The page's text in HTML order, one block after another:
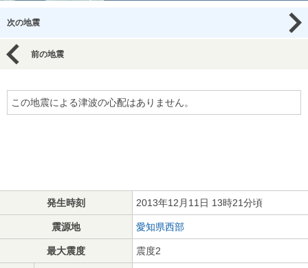
次の地震
前の地震
この地震による津波の心配はありません。
発生時刻 2013年12月11日 13時21分頃
震源地 愛知県西部
最大震度 震度2